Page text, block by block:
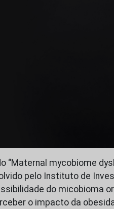
“Maternal mycobiome
pelo Instituto de
do micobioma
o impacto da